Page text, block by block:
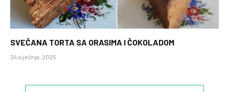
SVEČANA TORTA SA ORASIMA I ČOKOLADOM
24 siječnja, 2025